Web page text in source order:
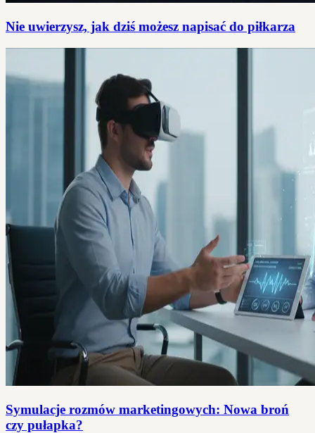
Nie uwierzysz, jak dziś możesz napisać do piłkarza
Symulacje rozmów marketingowych: Nowa broń
czy pułapka?